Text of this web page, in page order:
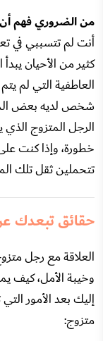
من الضروري فهم
أنت لم تتسببي في
كثير من الأحيان
العاطفية التي لم
شخص لديه بعض
الرجل المتزوج
خطورة، وإذا كنت
تتحملين ثقل تلك
حقائق تبعدك
العلاقة مع رجل
وخيبة الأمل، كيف
إليك بعد الأمور
متزوج: